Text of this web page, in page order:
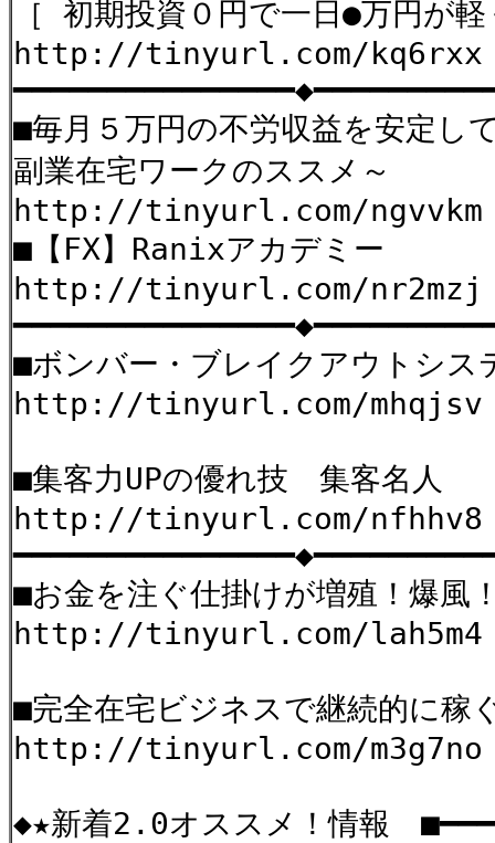
［ 初期投資０円で一日●万円が
http://tinyurl.com/kq6rxx
■毎月５万円の不労収益を安定し
副業在宅ワークのススメ～
http://tinyurl.com/ngvvkm
■【FX】Ranixアカデミー
http://tinyurl.com/nr2mzj
■ボンバー・ブレイクアウトシス
http://tinyurl.com/mhqjsv
■集客力UPの優れ技 集客名人
http://tinyurl.com/nfhhv8
■お金を注ぐ仕掛けが増殖！爆風
http://tinyurl.com/lah5m4
■完全在宅ビジネスで継続的に稼
http://tinyurl.com/m3g7no
◆★新着2.0オススメ！情報